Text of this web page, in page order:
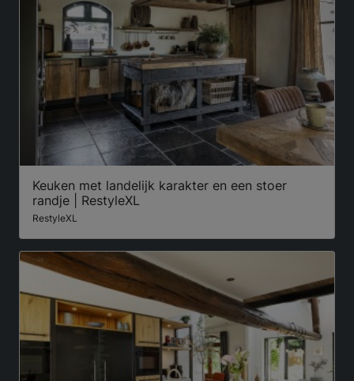
Keuken met landelijk karakter en een stoer
randje | RestyleXL
RestyleXL